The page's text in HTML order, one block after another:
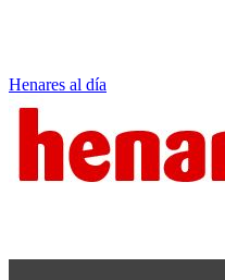
Henares al día